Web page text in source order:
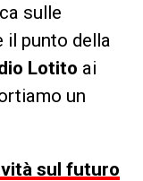
sulle
il punto della
Lotito ai
un
sul futuro